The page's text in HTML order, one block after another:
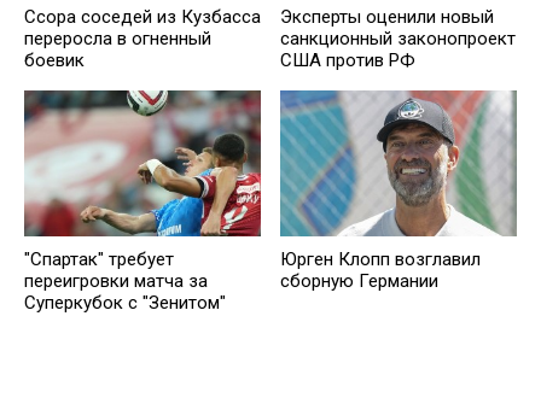
Ссора соседей из Кузбасса
переросла в огненный
боевик
Эксперты оценили новый
санкционный законопроект
США против РФ
"Спартак" требует
переигровки матча за
Суперкубок с "Зенитом"
Юрген Клопп возглавил
сборную Германии